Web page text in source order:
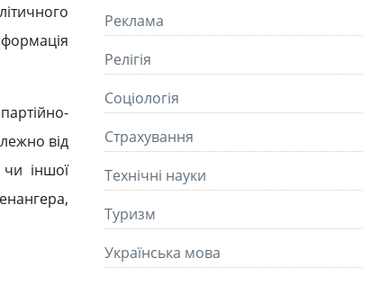
від
чи іншої
Реклама
Релігія
Соціологія
Страхування
Технічні науки
Туризм
Українська мова